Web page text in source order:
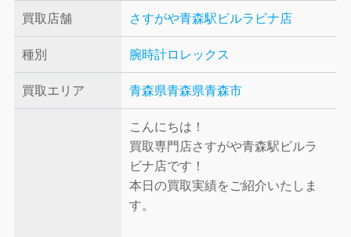
買取店舗 さすがや青森駅ビルラビナ店
種別 腕時計ロレックス
買取エリア 青森県青森県青森市
こんにちは！
買取専門店さすがや青森駅ビルラ
ビナ店です！
本日の買取実績をご紹介いたしま
す。